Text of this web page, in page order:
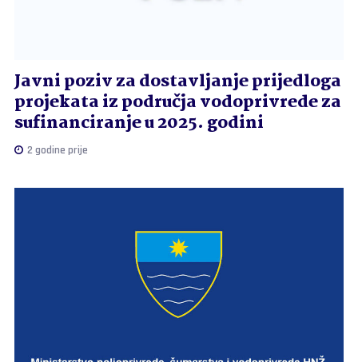
Javni poziv za dostavljanje prijedloga
projekata iz područja vodoprivrede za
sufinanciranje u 2025. godini
2 godine prije